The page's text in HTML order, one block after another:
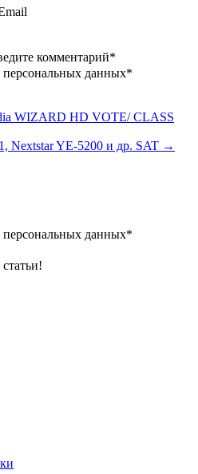
комментарий*
персональных данных*
WIZARD HD VOTE/ CLASS
Nextstar YE-5200 и др. SAT →
персональных данных*